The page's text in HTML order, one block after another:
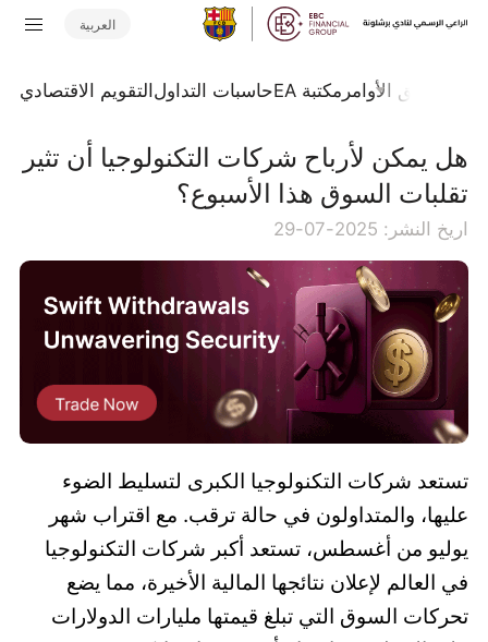
العربية
تدفق الأوامر مكتبة EA حاسبات التداولالتقويم الاقتصادي
هل يمكن لأرباح شركات التكنولوجيا أن تثير
تقلبات السوق هذا الأسبوع؟
اريخ النشر: 2025-07-29
تستعد شركات التكنولوجيا الكبرى لتسليط الضوء
عليها، والمتداولون في حالة ترقب. مع اقتراب شهر
يوليو من أغسطس، تستعد أكبر شركات التكنولوجيا
في العالم لإعلان نتائجها المالية الأخيرة، مما يضع
تحركات السوق التي تبلغ قيمتها مليارات الدولارات